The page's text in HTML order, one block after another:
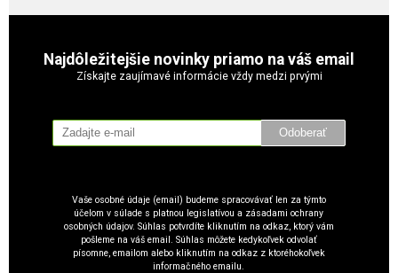
Najdôležitejšie novinky priamo na váš email
Získajte zaujímavé informácie vždy medzi prvými
Odoberať
Vaše osobné údaje (email) budeme spracovávať len za týmto
účelom v súlade s platnou legislatívou a zásadami ochrany
osobných údajov. Súhlas potvrdíte kliknutím na odkaz, ktorý vám
pošleme na váš email. Súhlas môžete kedykoľvek odvolať
písomne, emailom alebo kliknutím na odkaz z ktoréhokoľvek
informačného emailu.